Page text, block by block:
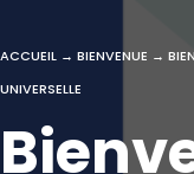
ACCUEIL → BIENVENUE →
UNIVERSELLE